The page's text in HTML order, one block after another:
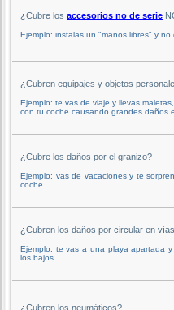
¿Cubre los accesorios no de serie
Ejemplo: instalas un "manos libres" y no
¿Cubren equipajes y objetos
Ejemplo: te vas de viaje y llevas
con tu coche causando grandes daños
¿Cubre los daños por el granizo?
Ejemplo: vas de vacaciones y te
coche.
¿Cubren los daños por circular en
Ejemplo: te vas a una playa apartada
los bajos.
¿Cubren los neumáticos?